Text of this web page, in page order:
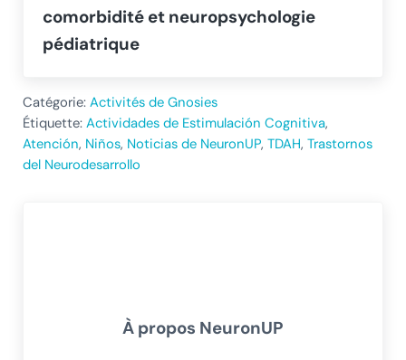
comorbidité et neuropsychologie
pédiatrique
Catégorie: Activités de Gnosies
Étiquette: Actividades de Estimulación Cognitiva,
Atención, Niños, Noticias de NeuronUP, TDAH, Trastornos
del Neurodesarrollo
À propos NeuronUP